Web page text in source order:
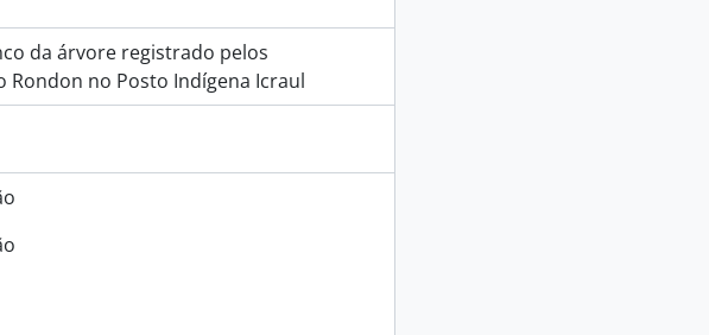
da árvore registrado pelos
Rondon no Posto Indígena Icraul